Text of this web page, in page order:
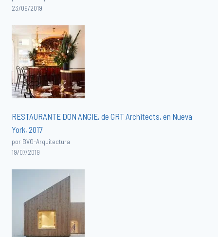
23/09/2019
RESTAURANTE DON ANGIE, de GRT Architects, en Nueva
York, 2017
por BVG-Arquitectura
19/07/2019